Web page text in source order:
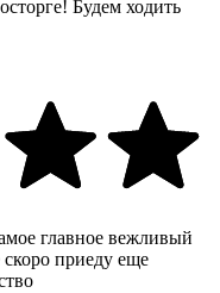
Будем ходить
главное вежливый
приеду еще